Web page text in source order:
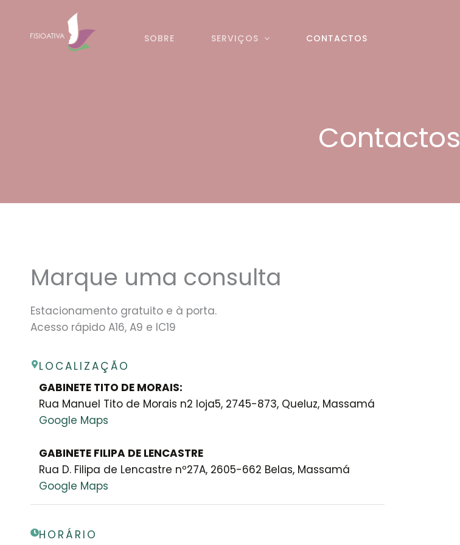
content
SOBRE SERVIÇOS CONTACTOS
Contactos
Marque uma consulta
Estacionamento gratuito e à porta.
Acesso rápido A16, A9 e IC19
LOCALIZAÇÃO
GABINETE TITO DE MORAIS:
Rua Manuel Tito de Morais n2 loja5, 2745-873, Queluz, Massamá
Google Maps
GABINETE FILIPA DE LENCASTRE
Rua D. Filipa de Lencastre nº27A, 2605-662 Belas, Massamá
Google Maps
HORÁRIO